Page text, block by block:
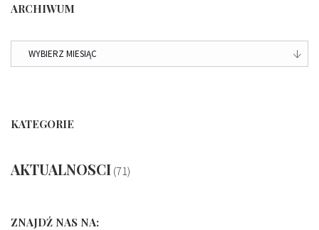
ARCHIWUM
ARCHIWUM
KATEGORIE
AKTUALNOSCI(71)
ZNAJDŹ NAS NA: